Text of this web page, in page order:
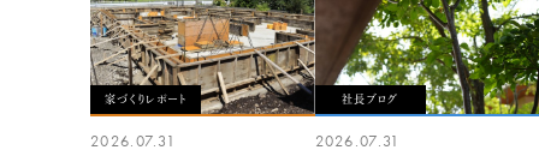
家づくりレポート
2026.07.31
社長ブログ
2026.07.31